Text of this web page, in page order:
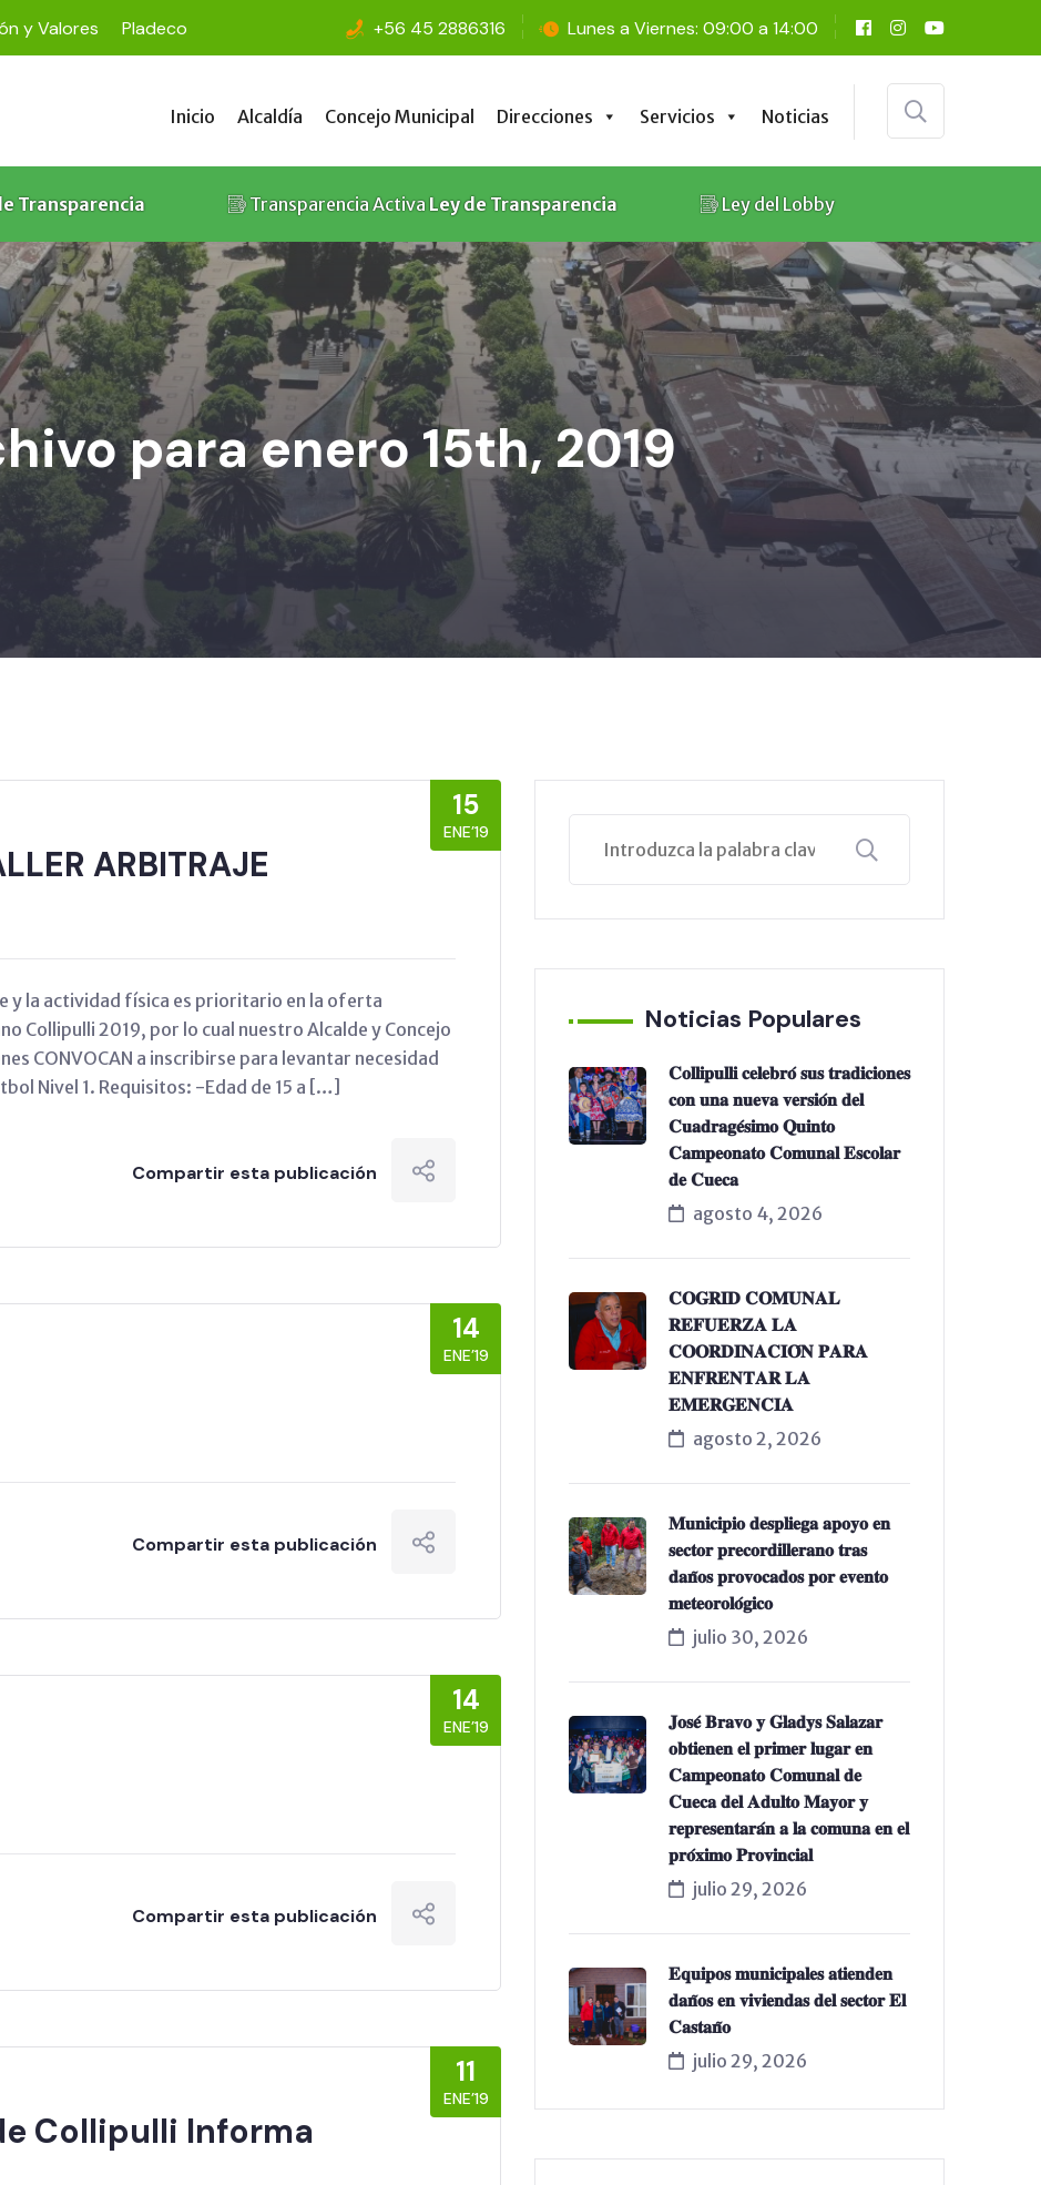
y Valores Pladeco +56 45 2886316 Lunes a Viernes: 09:00 a 14:00
Inicio Alcaldía Concejo Municipal Direcciones Servicios Noticias
Transparencia Transparencia ActivaLey de Transparencia Ley del Lobby
Inicio Alcaldía Concejo Municipal Direcciones Servicios Noticias
para enero 15th, 2019
15
ENE’19
ARBITRAJE
y la actividad física es prioritario en la oferta
Collipulli 2019, por lo cual nuestro Alcalde y Concejo
CONVOCAN a inscribirse para levantar necesidad
Nivel 1. Requisitos: -Edad de 15 a […]
Compartir esta publicación
14
ENE’19
Compartir esta publicación
14
ENE’19
Compartir esta publicación
11
ENE’19
Collipulli Informa
Noticias Populares
𝐂𝐨𝐥𝐥𝐢𝐩𝐮𝐥𝐥𝐢 𝐜𝐞𝐥𝐞𝐛𝐫𝐨́ 𝐬𝐮𝐬 𝐭𝐫𝐚𝐝𝐢𝐜𝐢𝐨𝐧𝐞𝐬
𝐜𝐨𝐧 𝐮𝐧𝐚 𝐧𝐮𝐞𝐯𝐚 𝐯𝐞𝐫𝐬𝐢𝐨́𝐧 𝐝𝐞𝐥
𝐂𝐮𝐚𝐝𝐫𝐚𝐠𝐞́𝐬𝐢𝐦𝐨 𝐐𝐮𝐢𝐧𝐭𝐨
𝐂𝐚𝐦𝐩𝐞𝐨𝐧𝐚𝐭𝐨 𝐂𝐨𝐦𝐮𝐧𝐚𝐥 𝐄𝐬𝐜𝐨𝐥𝐚𝐫
𝐝𝐞 𝐂𝐮𝐞𝐜𝐚
agosto 4, 2026
𝐂𝐎𝐆𝐑𝐈𝐃 𝐂𝐎𝐌𝐔𝐍𝐀𝐋
𝐑𝐄𝐅𝐔𝐄𝐑𝐙𝐀 𝐋𝐀
𝐂𝐎𝐎𝐑𝐃𝐈𝐍𝐀𝐂𝐈𝐎́𝐍 𝐏𝐀𝐑𝐀
𝐄𝐍𝐅𝐑𝐄𝐍𝐓𝐀𝐑 𝐋𝐀
𝐄𝐌𝐄𝐑𝐆𝐄𝐍𝐂𝐈𝐀
agosto 2, 2026
𝐌𝐮𝐧𝐢𝐜𝐢𝐩𝐢𝐨 𝐝𝐞𝐬𝐩𝐥𝐢𝐞𝐠𝐚 𝐚𝐩𝐨𝐲𝐨 𝐞𝐧
𝐬𝐞𝐜𝐭𝐨𝐫 𝐩𝐫𝐞𝐜𝐨𝐫𝐝𝐢𝐥𝐥𝐞𝐫𝐚𝐧𝐨 𝐭𝐫𝐚𝐬
𝐝𝐚𝐧̃𝐨𝐬 𝐩𝐫𝐨𝐯𝐨𝐜𝐚𝐝𝐨𝐬 𝐩𝐨𝐫 𝐞𝐯𝐞𝐧𝐭𝐨
𝐦𝐞𝐭𝐞𝐨𝐫𝐨𝐥𝐨́𝐠𝐢𝐜𝐨
julio 30, 2026
𝐉𝐨𝐬𝐞́ 𝐁𝐫𝐚𝐯𝐨 𝐲 𝐆𝐥𝐚𝐝𝐲𝐬 𝐒𝐚𝐥𝐚𝐳𝐚𝐫
𝐨𝐛𝐭𝐢𝐞𝐧𝐞𝐧 𝐞𝐥 𝐩𝐫𝐢𝐦𝐞𝐫 𝐥𝐮𝐠𝐚𝐫 𝐞𝐧
𝐂𝐚𝐦𝐩𝐞𝐨𝐧𝐚𝐭𝐨 𝐂𝐨𝐦𝐮𝐧𝐚𝐥 𝐝𝐞
𝐂𝐮𝐞𝐜𝐚 𝐝𝐞𝐥 𝐀𝐝𝐮𝐥𝐭𝐨 𝐌𝐚𝐲𝐨𝐫 𝐲
𝐫𝐞𝐩𝐫𝐞𝐬𝐞𝐧𝐭𝐚𝐫𝐚́𝐧 𝐚 𝐥𝐚 𝐜𝐨𝐦𝐮𝐧𝐚 𝐞𝐧 𝐞𝐥
𝐩𝐫𝐨́𝐱𝐢𝐦𝐨 𝐏𝐫𝐨𝐯𝐢𝐧𝐜𝐢𝐚𝐥
julio 29, 2026
𝐄𝐪𝐮𝐢𝐩𝐨𝐬 𝐦𝐮𝐧𝐢𝐜𝐢𝐩𝐚𝐥𝐞𝐬 𝐚𝐭𝐢𝐞𝐧𝐝𝐞𝐧
𝐝𝐚𝐧̃𝐨𝐬 𝐞𝐧 𝐯𝐢𝐯𝐢𝐞𝐧𝐝𝐚𝐬 𝐝𝐞𝐥 𝐬𝐞𝐜𝐭𝐨𝐫 𝐄𝐥
𝐂𝐚𝐬𝐭𝐚𝐧̃𝐨
julio 29, 2026